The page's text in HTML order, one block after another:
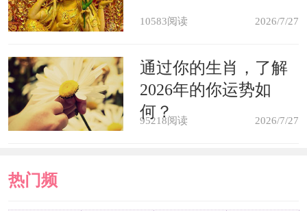
10583阅读 2026/7/27
通过你的生肖，了解
2026年的你运势如
何？
95218阅读 2026/7/27
热门频